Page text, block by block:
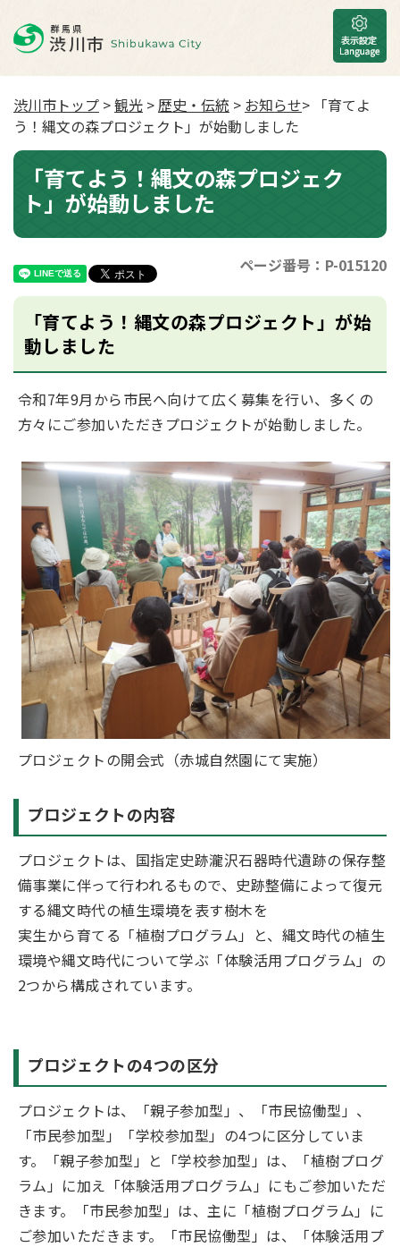
渋川市トップ >観光 >歴史・伝統 > お知らせ> 「育てよ
う！縄文の森プロジェクト」が始動しました
「育てよう！縄文の森プロジェク
ト」が始動しました
ページ番号：P-015120
「育てよう！縄文の森プロジェクト」が始
動しました
令和7年9月から市民へ向けて広く募集を行い、多くの
方々にご参加いただきプロジェクトが始動しました。
プロジェクトの開会式（赤城自然園にて実施）
プロジェクトの内容
プロジェクトは、国指定史跡瀧沢石器時代遺跡の保存整
備事業に伴って行われるもので、史跡整備によって復元
する縄文時代の植生環境を表す樹木を
実生から育てる「植樹プログラム」と、縄文時代の植生
環境や縄文時代について学ぶ「体験活用プログラム」の
2つから構成されています。
プロジェクトの4つの区分
プロジェクトは、「親子参加型」、「市民協働型」、
「市民参加型」「学校参加型」の4つに区分していま
す。「親子参加型」と「学校参加型」は、「植樹プログ
ラム」に加え「体験活用プログラム」にもご参加いただ
きます。「市民参加型」は、主に「植樹プログラム」に
ご参加いただきます。「市民協働型」は、「体験活用プ